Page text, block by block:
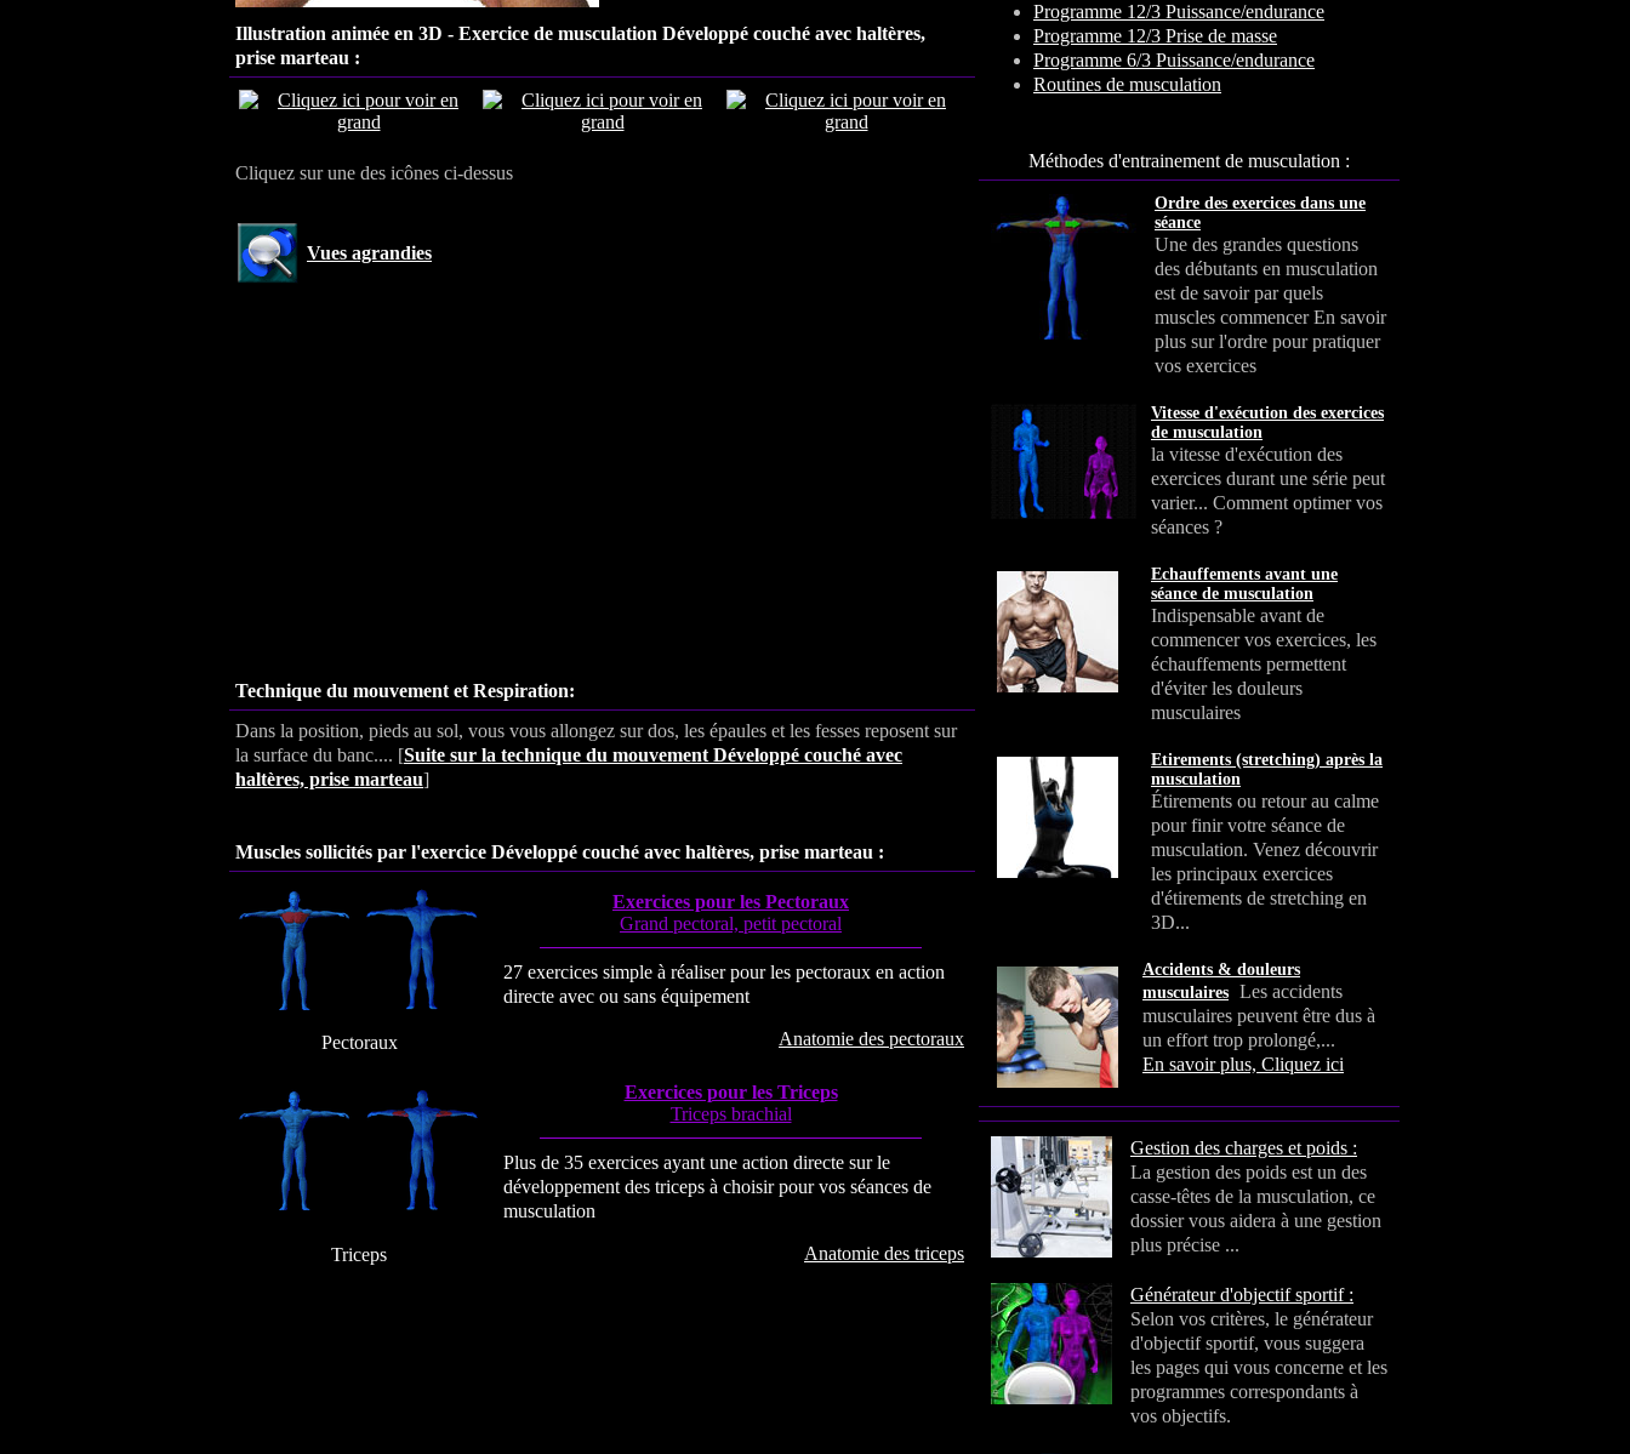
Programme 12/3 Puissance/endurance
Programme 12/3 Prise de masse
Programme 6/3 Puissance/endurance
Routines de musculation
Méthodes d'entrainement de musculation :
Ordre des exercices dans une
séance
Une des grandes questions
des débutants en musculation
est de savoir par quels
muscles commencer En savoir
plus sur l'ordre pour pratiquer
vos exercices
Vitesse d'exécution des exercices
de musculation
la vitesse d'exécution des
exercices durant une série peut
varier... Comment optimer vos
séances ?
Echauffements avant une
séance de musculation
Indispensable avant de
commencer vos exercices, les
échauffements permettent
d'éviter les douleurs
musculaires
Etirements (stretching) après la
musculation
Étirements ou retour au calme
pour finir votre séance de
musculation. Venez découvrir
les principaux exercices
d'étirements de stretching en
3D...
Accidents & douleurs
musculaires Les accidents
musculaires peuvent être dus à
un effort trop prolongé,...
En savoir plus, Cliquez ici
Gestion des charges et poids :
La gestion des poids est un des
casse-têtes de la musculation, ce
dossier vous aidera à une gestion
plus précise ...
Générateur d'objectif sportif :
Selon vos critères, le générateur
d'objectif sportif, vous suggera
les pages qui vous concerne et les
programmes correspondants à
vos objectifs.
Illustration animée en 3D - Exercice de musculation Développé couché avec haltères,
prise marteau :
Cliquez sur une des icônes ci-dessus
Vues agrandies
Technique du mouvement et Respiration:
Dans la position, pieds au sol, vous vous allongez sur dos, les épaules et les fesses reposent sur
la surface du banc.... [Suite sur la technique du mouvement Développé couché avec
haltères, prise marteau]
Muscles sollicités par l'exercice Développé couché avec haltères, prise marteau :
Exercices pour les Pectoraux
Grand pectoral, petit pectoral
27 exercices simple à réaliser pour les pectoraux en action
directe avec ou sans équipement
Anatomie des pectoraux
Pectoraux
Exercices pour les Triceps
Triceps brachial
Plus de 35 exercices ayant une action directe sur le
développement des triceps à choisir pour vos séances de
musculation
Anatomie des triceps
Triceps